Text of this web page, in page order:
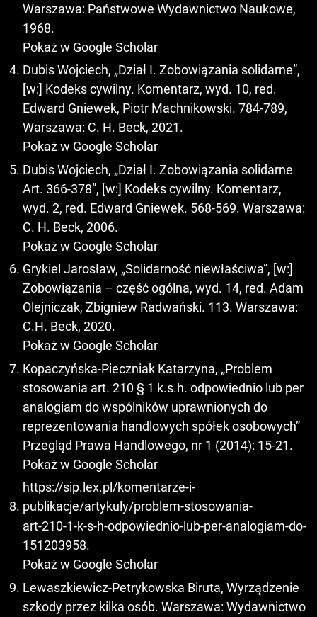
Warszawa: Państwowe Wydawnictwo Naukowe,
1968.
Pokaż w Google Scholar
Dubis Wojciech, „Dział I. Zobowiązania solidarne”,
[w:] Kodeks cywilny. Komentarz, wyd. 10, red.
Edward Gniewek, Piotr Machnikowski. 784-789,
Warszawa: C. H. Beck, 2021.
Pokaż w Google Scholar
Dubis Wojciech, „Dział I. Zobowiązania solidarne
Art. 366-378”, [w:] Kodeks cywilny. Komentarz,
wyd. 2, red. Edward Gniewek. 568-569. Warszawa:
C. H. Beck, 2006.
Pokaż w Google Scholar
Grykiel Jarosław, „Solidarność niewłaściwa”, [w:]
Zobowiązania – część ogólna, wyd. 14, red. Adam
Olejniczak, Zbigniew Radwański. 113. Warszawa:
C.H. Beck, 2020.
Pokaż w Google Scholar
Kopaczyńska-Pieczniak Katarzyna, „Problem
stosowania art. 210 § 1 k.s.h. odpowiednio lub per
analogiam do wspólników uprawnionych do
reprezentowania handlowych spółek osobowych”
Przegląd Prawa Handlowego, nr 1 (2014): 15-21.
Pokaż w Google Scholar
https://sip.lex.pl/komentarze-i-
publikacje/artykuly/problem-stosowania-
art-210-1-k-s-h-odpowiednio-lub-per-analogiam-do-
151203958.
Pokaż w Google Scholar
Lewaszkiewicz-Petrykowska Biruta, Wyrządzenie
szkody przez kilka osób. Warszawa: Wydawnictwo